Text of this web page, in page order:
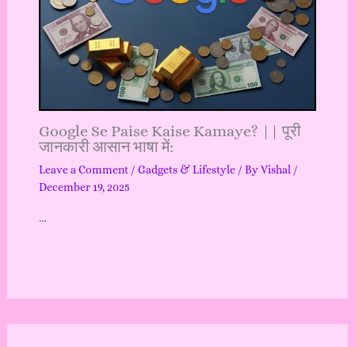
Google Se Paise Kaise Kamaye? || पूरी
जानकारी आसान भाषा में:
Leave a Comment / Gadgets & Lifestyle/ ByVishal /
December 19, 2025
…